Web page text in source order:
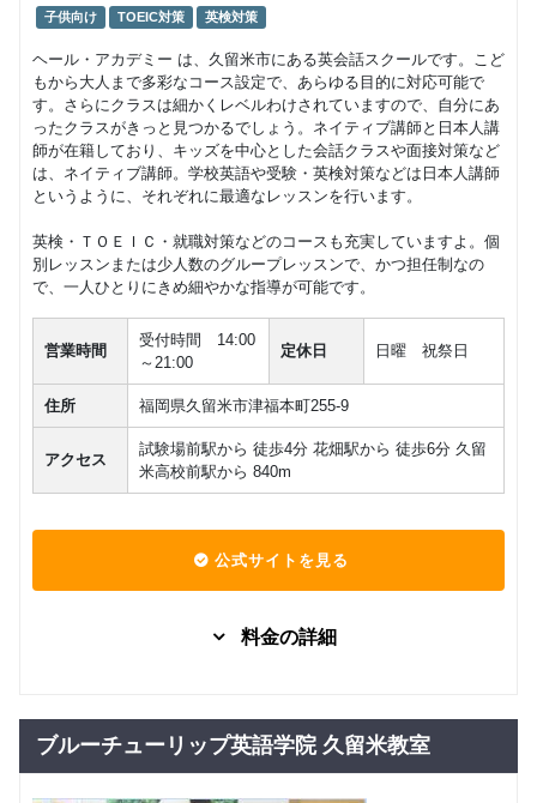
子供向け TOEIC対策 英検対策
ヘール・アカデミー は、久留米市にある英会話スクールです。こど
もから大人まで多彩なコース設定で、あらゆる目的に対応可能で
す。さらにクラスは細かくレベルわけされていますので、自分にあ
ったクラスがきっと見つかるでしょう。ネイティブ講師と日本人講
師が在籍しており、キッズを中心とした会話クラスや面接対策など
は、ネイティブ講師。学校英語や受験・英検対策などは日本人講師
というように、それぞれに最適なレッスンを行います。
英検・ＴＯＥＩＣ・就職対策などのコースも充実していますよ。個
別レッスンまたは少人数のグループレッスンで、かつ担任制なの
で、一人ひとりにきめ細やかな指導が可能です。
営業時間
受付時間 14:00
～21:00
定休日 日曜 祝祭日
住所 福岡県久留米市津福本町255-9
アクセス
試験場前駅から 徒歩4分 花畑駅から 徒歩6分 久留
米高校前駅から 840m
公式サイトを見る
料金の詳細
合わせく
ださい
0 円(税込) / 月
回数：0 / 1セッション0分
ブルーチューリップ英語学院 久留米教室